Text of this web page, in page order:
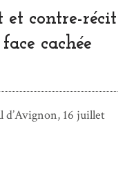
et contre-récit
cachée
d’Avignon, 16 juillet